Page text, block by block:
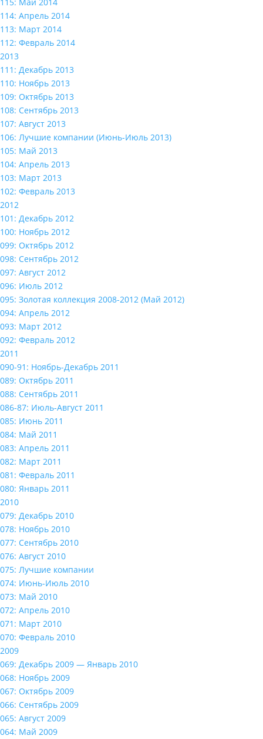
114: Апрель 2014
113: Март 2014
112: Февраль 2014
2013
111: Декабрь 2013
110: Ноябрь 2013
109: Октябрь 2013
108: Сентябрь 2013
107: Август 2013
106: Лучшие компании (Июнь-Июль 2013)
105: Май 2013
104: Апрель 2013
103: Март 2013
102: Февраль 2013
2012
101: Декабрь 2012
100: Ноябрь 2012
099: Октябрь 2012
098: Сентябрь 2012
097: Август 2012
096: Июль 2012
095: Золотая коллекция 2008-2012 (Май 2012)
094: Апрель 2012
093: Март 2012
092: Февраль 2012
2011
090-91: Ноябрь-Декабрь 2011
089: Октябрь 2011
088: Сентябрь 2011
086-87: Июль-Август 2011
085: Июнь 2011
084: Май 2011
083: Апрель 2011
082: Март 2011
081: Февраль 2011
080: Январь 2011
2010
079: Декабрь 2010
078: Ноябрь 2010
077: Сентябрь 2010
076: Август 2010
075: Лучшие компании
074: Июнь-Июль 2010
073: Май 2010
072: Апрель 2010
071: Март 2010
070: Февраль 2010
2009
069: Декабрь 2009 — Январь 2010
068: Ноябрь 2009
067: Октябрь 2009
066: Сентябрь 2009
065: Август 2009
064: Май 2009